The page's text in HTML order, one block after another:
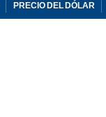
PRECIO DEL DÓLAR